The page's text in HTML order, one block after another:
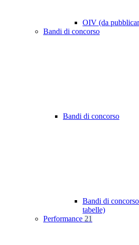
OIV (da
Bandi di concorso
Bandi di concorso
Bandi di
tabelle)
Performance 21